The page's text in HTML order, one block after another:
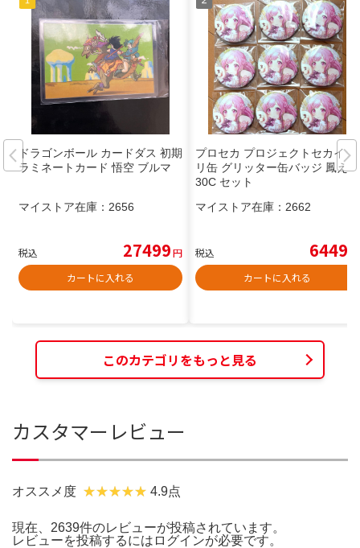
ドラゴンボール カードダス 初期
ラミネートカード 悟空 ブルマ
マイストア在庫： 2656
税込 27499円
カートに入れる
プロセカ プロジェクトセカイ グ
リ缶 グリッター缶バッジ 鳳えむ
30C セット
マイストア在庫： 2662
税込 6449
カートに入れる
このカテゴリをもっと見る
カスタマーレビュー
オススメ度 4.9点
現在、2639件のレビューが投稿されています。
レビューを投稿するには ログインが必要です。